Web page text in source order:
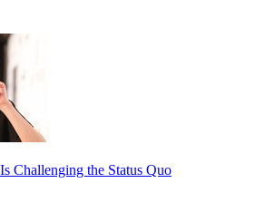
Challenging the Status Quo